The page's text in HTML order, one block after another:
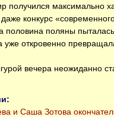
получился максимально
конкурс
половина поляны
уже откровенно
вечера неожиданно
и Саша Зотова